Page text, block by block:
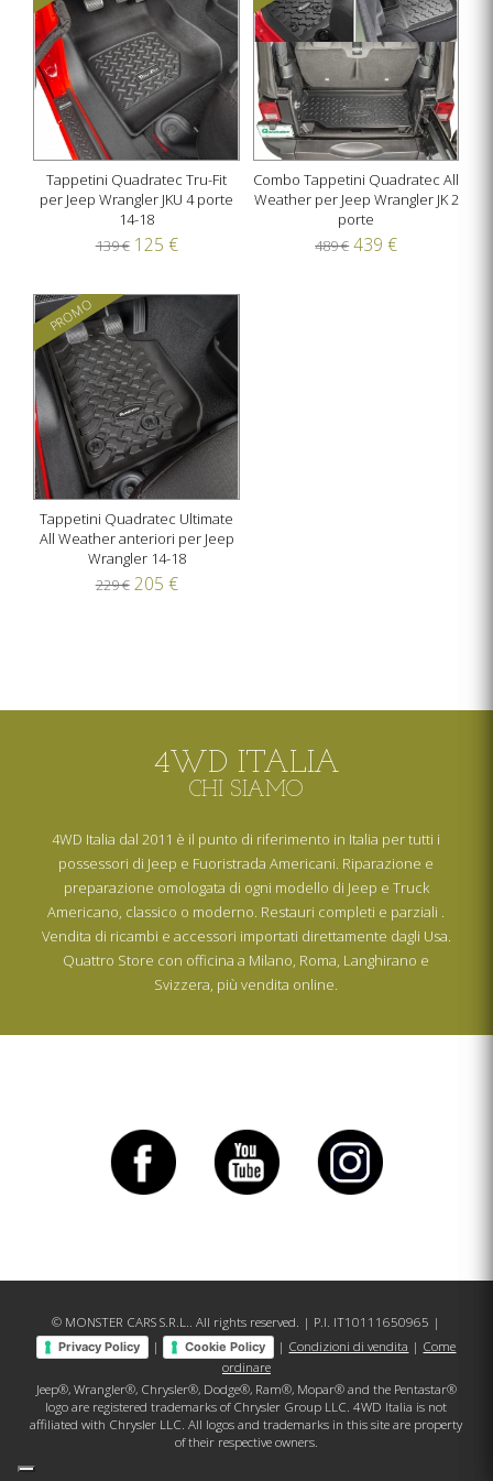
Tappetini Quadratec Tru-Fit
per Jeep Wrangler JKU 4 porte
14-18
139 € 125 €
Combo Tappetini Quadratec All
Weather per Jeep Wrangler JK 2
porte
489 € 439 €
PROMO
Tappetini Quadratec Ultimate
All Weather anteriori per Jeep
Wrangler 14-18
229 € 205 €
4WD ITALIA
CHI SIAMO
4WD Italia dal 2011 è il punto di riferimento in Italia per tutti i
possessori di Jeep e Fuoristrada Americani. Riparazione e
preparazione omologata di ogni modello di Jeep e Truck
Americano, classico o moderno. Restauri completi e parziali .
Vendita di ricambi e accessori importati direttamente dagli Usa.
Quattro Store con officina a Milano, Roma, Langhirano e
Svizzera, più vendita online.
© MONSTER CARS S.R.L.. All rights reserved. | P.I. IT10111650965 |
Privacy Policy | Cookie Policy | Condizioni di vendita | Come
ordinare
Jeep®, Wrangler®, Chrysler®, Dodge®, Ram®, Mopar® and the Pentastar®
logo are registered trademarks of Chrysler Group LLC. 4WD Italia is not
affiliated with Chrysler LLC. All logos and trademarks in this site are property
of their respective owners.